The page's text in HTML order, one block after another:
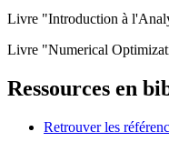
Livre "Introduction à
Livre "Numerical
Ressources en
Retrouver les